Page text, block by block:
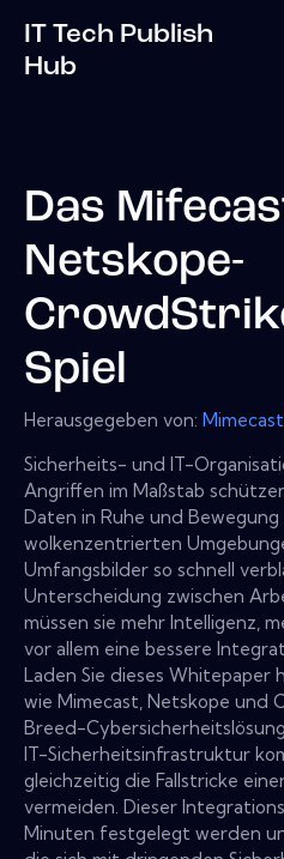
IT Tech Publish
Hub
Das
Netskope-
Spiel
Herausgegeben von: Mimecast
Sicherheits- und IT-
Angriffen im Maßstab
Daten in Ruhe und Bewegung
wolkenzentrierten
Umfangsbilder so schnell
Unterscheidung zwischen
müssen sie mehr Intelligenz,
vor allem eine bessere
Laden Sie dieses Whitepaper
wie Mimecast, Netskope
Breed-
IT-Sicherheitsinfrastruktur
gleichzeitig die Fallstricke
vermeiden. Dieser
Minuten festgelegt werden